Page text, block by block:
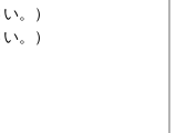
。）
。）